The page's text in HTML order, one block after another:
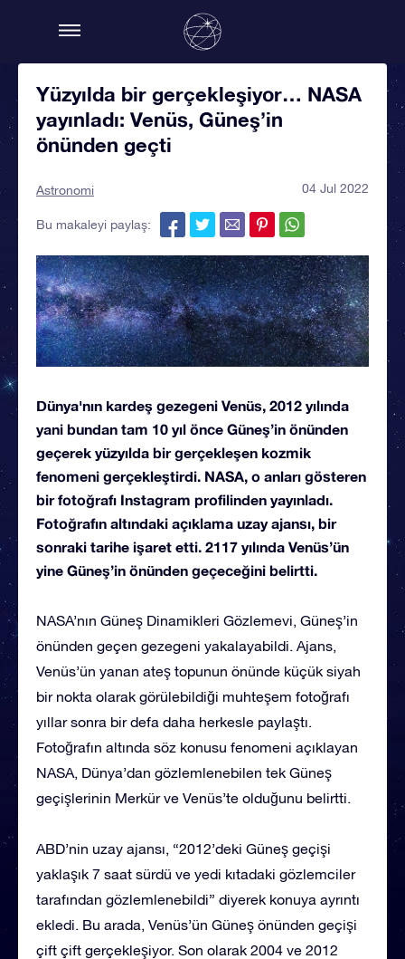
Yüzyılda bir gerçekleşiyor… NASA
yayınladı: Venüs, Güneş’in
önünden geçti
Astronomi 04 Jul 2022
Bu makaleyi paylaş:
Dünya'nın kardeş gezegeni Venüs, 2012 yılında
yani bundan tam 10 yıl önce Güneş’in önünden
geçerek yüzyılda bir gerçekleşen kozmik
fenomeni gerçekleştirdi. NASA, o anları gösteren
bir fotoğrafı Instagram profilinden yayınladı.
Fotoğrafın altındaki açıklama uzay ajansı, bir
sonraki tarihe işaret etti. 2117 yılında Venüs’ün
yine Güneş’in önünden geçeceğini belirtti.
NASA’nın Güneş Dinamikleri Gözlemevi, Güneş’in
önünden geçen gezegeni yakalayabildi. Ajans,
Venüs’ün yanan ateş topunun önünde küçük siyah
bir nokta olarak görülebildiği muhteşem fotoğrafı
yıllar sonra bir defa daha herkesle paylaştı.
Fotoğrafın altında söz konusu fenomeni açıklayan
NASA, Dünya’dan gözlemlenebilen tek Güneş
geçişlerinin Merkür ve Venüs’te olduğunu belirtti.
ABD’nin uzay ajansı, “2012’deki Güneş geçişi
yaklaşık 7 saat sürdü ve yedi kıtadaki gözlemciler
tarafından gözlemlenebildi” diyerek konuya ayrıntı
ekledi. Bu arada, Venüs’ün Güneş önünden geçişi
çift çift gerçekleşiyor. Son olarak 2004 ve 2012